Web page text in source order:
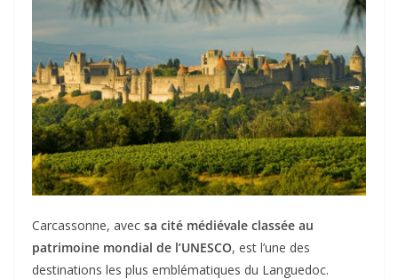
Carcassonne, avec sa cité médiévale classée au
patrimoine mondial de l’UNESCO, est l’une des
destinations les plus emblématiques du Languedoc.